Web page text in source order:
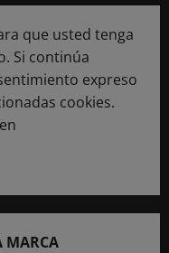
que usted tenga
Si continúa
expreso
cookies.
MARCA